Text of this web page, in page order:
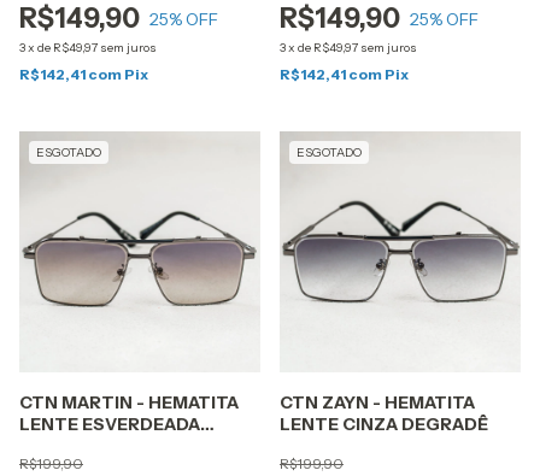
R$149,90 25% OFF
3x de R$49,97 sem juros
R$142,41 com Pix
R$149,90 25% OFF
3x de R$49,97 sem juros
R$142,41 com Pix
ESGOTADO
CTN MARTIN - HEMATITA
LENTE ESVERDEADA
R$199,90
ESGOTADO
CTN ZAYN - HEMATITA
LENTE CINZA DEGRADÊ
R$199,90